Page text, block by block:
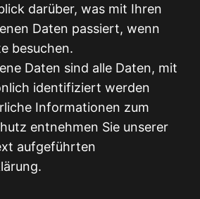
darüber, was mit Ihren
Daten passiert, wenn
besuchen.
Daten sind alle Daten, mit
identifiziert werden
Informationen zum
entnehmen Sie unserer
aufgeführten